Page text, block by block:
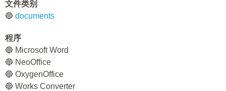
文件类别
🔵 documents
程序
🔵 Microsoft Word
🔵 NeoOffice
🔵 OxygenOffice
🔵 Works Converter